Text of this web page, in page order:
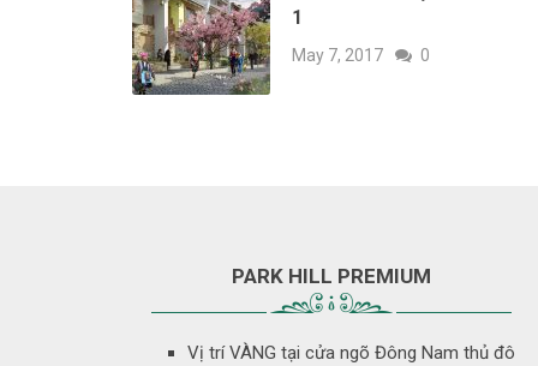
1
May 7, 2017 0
PARK HILL PREMIUM
Vị trí VÀNG tại cửa ngõ Đông Nam thủ đô